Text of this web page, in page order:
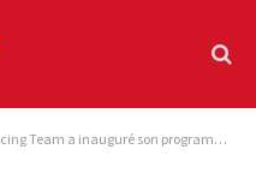
programme en Lamborghini Super Trofeo Europe dans le temple d’Imola